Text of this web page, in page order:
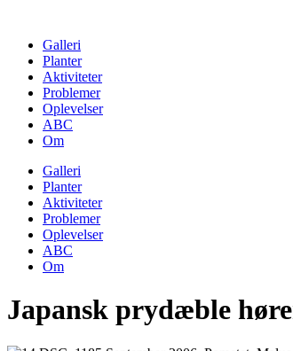
contentGalleri
Planter
Aktiviteter
Problemer
Oplevelser
ABC
Om
Galleri
Planter
Aktiviteter
Problemer
Oplevelser
ABC
Om
Japansk prydæble